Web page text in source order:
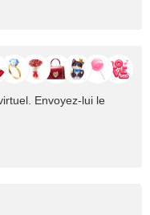
Envoyez-lui le